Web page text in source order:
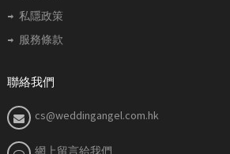
私隱政策
服務條款
聯絡我們
cs@weddingangel.com.hk
網上留言給我們